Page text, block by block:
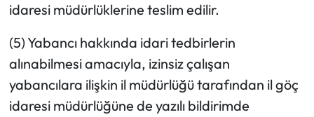
idaresi müdürlüklerine teslim edilir.
(5) Yabancı hakkında idari tedbirlerin
alınabilmesi amacıyla, izinsiz çalışan
yabancılara ilişkin il müdürlüğü tarafından il göç
idaresi müdürlüğüne de yazılı bildirimde